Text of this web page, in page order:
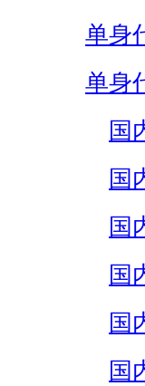
单身
单身
国
国
国
国
国
国